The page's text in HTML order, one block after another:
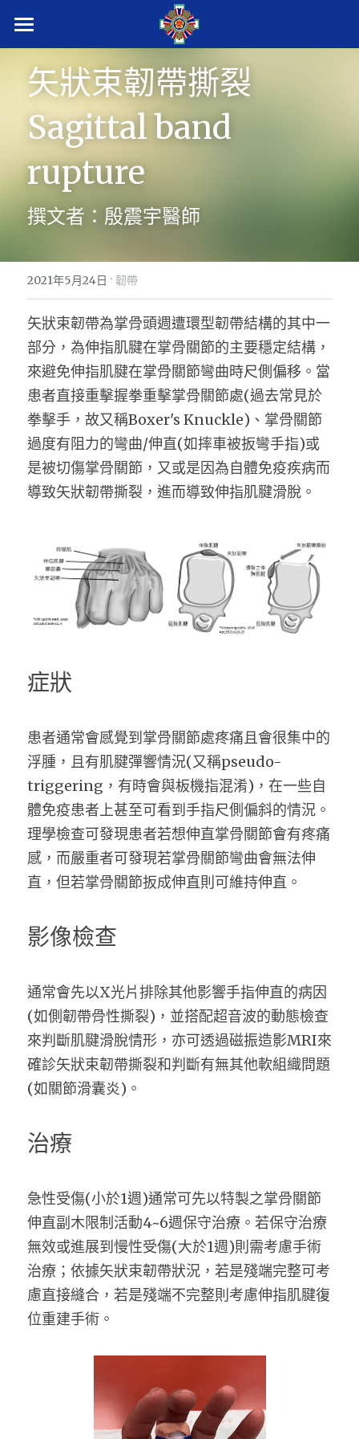
衛教新知
術後衛教
衛教QR code
腕隧道症
媽媽手
板機指
伸指肌腱損傷
屈指肌腱損傷
遠端橈骨骨折
骨性錘狀指
舟狀骨骨折
腱鞘巨細胞瘤
學術專區
骨科部首頁
繁體中文
繁體中文
English
CALL US
矢狀束韌帶撕裂
Sagittal band
rupture
撰文者：殷震宇醫師
2021年5月24日 · 韌帶
矢狀束韌帶為掌骨頭週遭環型韌帶結構的其中一
部分，為伸指肌腱在掌骨關節的主要穩定結構，
來避免伸指肌腱在掌骨關節彎曲時尺側偏移。當
患者直接重擊握拳重擊掌骨關節處(過去常見於
拳擊手，故又稱Boxer's Knuckle)、掌骨關節
過度有阻力的彎曲/伸直(如摔車被扳彎手指)或
是被切傷掌骨關節，又或是因為自體免疫疾病而
導致矢狀韌帶撕裂，進而導致伸指肌腱滑脫。
症狀
患者通常會感覺到掌骨關節處疼痛且會很集中的
浮腫，且有肌腱彈響情況(又稱pseudo-
triggering，有時會與板機指混淆)，在一些自
體免疫患者上甚至可看到手指尺側偏斜的情況。
理學檢查可發現患者若想伸直掌骨關節會有疼痛
感，而嚴重者可發現若掌骨關節彎曲會無法伸
直，但若掌骨關節扳成伸直則可維持伸直。
影像檢查
通常會先以X光片排除其他影響手指伸直的病因
(如側韌帶骨性撕裂)，並搭配超音波的動態檢查
來判斷肌腱滑脫情形，亦可透過磁振造影MRI來
確診矢狀束韌帶撕裂和判斷有無其他軟組織問題
(如關節滑囊炎)。
治療
急性受傷(小於1週)通常可先以特製之掌骨關節
伸直副木限制活動4~6週保守治療。若保守治療
無效或進展到慢性受傷(大於1週)則需考慮手術
治療；依據矢狀束韌帶狀況，若是殘端完整可考
慮直接縫合，若是殘端不完整則考慮伸指肌腱復
位重建手術。